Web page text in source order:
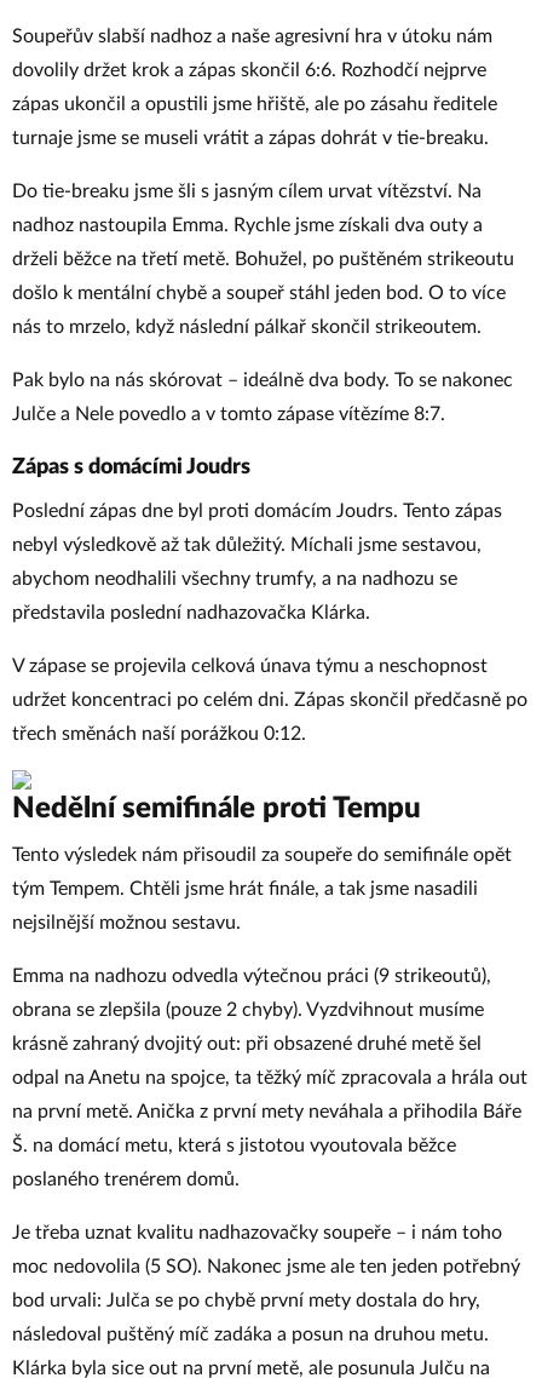
Soupeřův slabší nadhoz a naše agresivní hra v útoku nám
dovolily držet krok a zápas skončil 6:6. Rozhodčí nejprve
zápas ukončil a opustili jsme hřiště, ale po zásahu ředitele
turnaje jsme se museli vrátit a zápas dohrát v tie-breaku.
Do tie-breaku jsme šli s jasným cílem urvat vítězství. Na
nadhoz nastoupila Emma. Rychle jsme získali dva outy a
drželi běžce na třetí metě. Bohužel, po puštěném strikeoutu
došlo k mentální chybě a soupeř stáhl jeden bod. O to více
nás to mrzelo, když následní pálkař skončil strikeoutem.
Pak bylo na nás skórovat – ideálně dva body. To se nakonec
Julče a Nele povedlo a v tomto zápase vítězíme 8:7.
Zápas s domácími Joudrs
Poslední zápas dne byl proti domácím Joudrs. Tento zápas
nebyl výsledkově až tak důležitý. Míchali jsme sestavou,
abychom neodhalili všechny trumfy, a na nadhozu se
představila poslední nadhazovačka Klárka.
V zápase se projevila celková únava týmu a neschopnost
udržet koncentraci po celém dni. Zápas skončil předčasně po
třech směnách naší porážkou 0:12.
Nedělní semifinále proti Tempu
Tento výsledek nám přisoudil za soupeře do semifinále opět
tým Tempem. Chtěli jsme hrát finále, a tak jsme nasadili
nejsilnější možnou sestavu.
Emma na nadhozu odvedla výtečnou práci (9 strikeoutů),
obrana se zlepšila (pouze 2 chyby). Vyzdvihnout musíme
krásně zahraný dvojitý out: při obsazené druhé metě šel
odpal na Anetu na spojce, ta těžký míč zpracovala a hrála out
na první metě. Anička z první mety neváhala a přihodila Báře
Š. na domácí metu, která s jistotou vyoutovala běžce
poslaného trenérem domů.
Je třeba uznat kvalitu nadhazovačky soupeře – i nám toho
moc nedovolila (5 SO). Nakonec jsme ale ten jeden potřebný
bod urvali: Julča se po chybě první mety dostala do hry,
následoval puštěný míč zadáka a posun na druhou metu.
Klárka byla sice out na první metě, ale posunula Julču na